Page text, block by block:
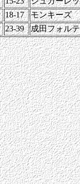
18-17
モンキーズ
23-39 成田フォル